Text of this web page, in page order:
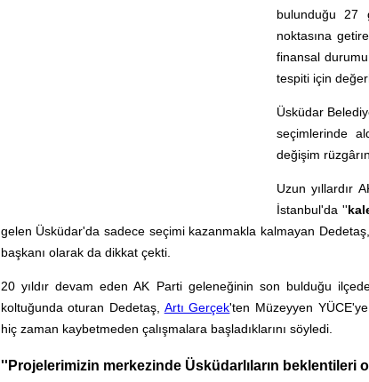
bulunduğu 27
noktasına
finansal
tespiti için
Üsküdar
seçimlerinde
değişim
Uzun yıllardır
İstanbul'da ''
gelen Üsküdar'da sadece seçimi kazanmakla kalmayan
başkanı olarak da dikkat çekti.
20 yıldır devam eden AK Parti geleneğinin son bulduğu
koltuğunda oturan Dedetaş, Artı Gerçek'ten Müzeyyen
hiç zaman kaybetmeden çalışmalara başladıklarını söyledi.
''Projelerimizin merkezinde Üsküdarlıların beklentileri